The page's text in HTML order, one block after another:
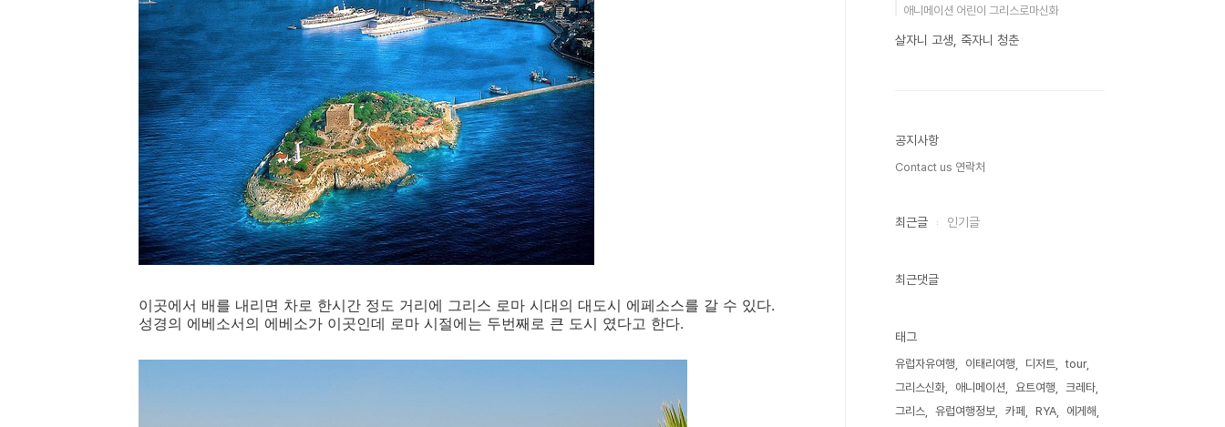
​이곳에서 배를 내리면 차로 한시간 정도 거리에 그리스 로마 시대의 대도시 에페소스를 갈 수 있다.
성경의 에베소서의 에베소가 이곳인데 로마 시절에는 두번째로 큰 도시 였다고 한다.
애니메이션 어린이 그리스로마신화
살자니 고생, 죽자니 청춘
공지사항
Contact us 연락처
최근글 인기글
최근댓글
태그
유럽자유여행 이태리여행 디저트
tour
그리스신화
애니메이션 요트여행
크레타
그리스
유럽여행정보 카페 RYA
에게해